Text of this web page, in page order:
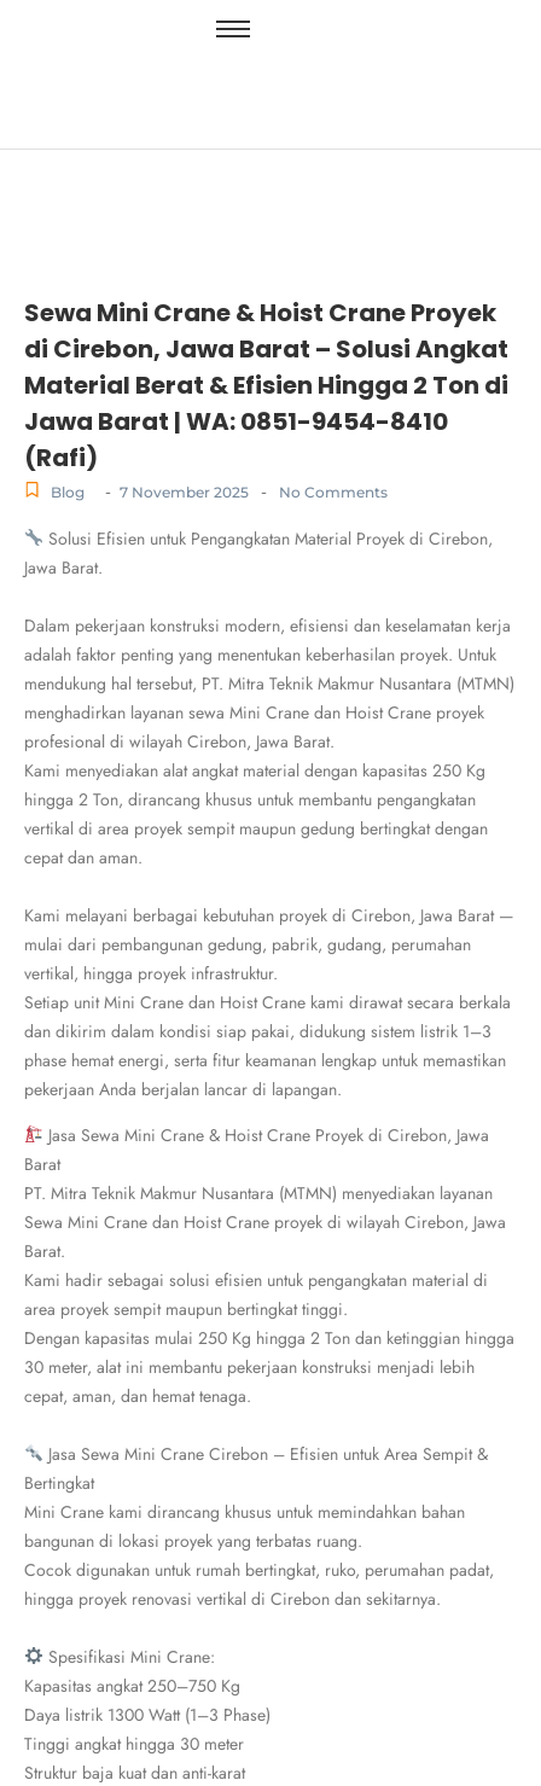
Sewa Mini Crane & Hoist Crane Proyek
di Cirebon, Jawa Barat – Solusi Angkat
Material Berat & Efisien Hingga 2 Ton di
Jawa Barat | WA: 0851-9454-8410
(Rafi)
Blog - 7 November 2025 - No Comments
Solusi Efisien untuk Pengangkatan Material Proyek di Cirebon,
Jawa Barat.
Dalam pekerjaan konstruksi modern, efisiensi dan keselamatan kerja
adalah faktor penting yang menentukan keberhasilan proyek. Untuk
mendukung hal tersebut, PT. Mitra Teknik Makmur Nusantara (MTMN)
menghadirkan layanan sewa Mini Crane dan Hoist Crane proyek
profesional di wilayah Cirebon, Jawa Barat.
Kami menyediakan alat angkat material dengan kapasitas 250 Kg
hingga 2 Ton, dirancang khusus untuk membantu pengangkatan
vertikal di area proyek sempit maupun gedung bertingkat dengan
cepat dan aman.
Kami melayani berbagai kebutuhan proyek di Cirebon, Jawa Barat —
mulai dari pembangunan gedung, pabrik, gudang, perumahan
vertikal, hingga proyek infrastruktur.
Setiap unit Mini Crane dan Hoist Crane kami dirawat secara berkala
dan dikirim dalam kondisi siap pakai, didukung sistem listrik 1–3
phase hemat energi, serta fitur keamanan lengkap untuk memastikan
pekerjaan Anda berjalan lancar di lapangan.
Jasa Sewa Mini Crane & Hoist Crane Proyek di Cirebon, Jawa
Barat
PT. Mitra Teknik Makmur Nusantara (MTMN) menyediakan layanan
Sewa Mini Crane dan Hoist Crane proyek di wilayah Cirebon, Jawa
Barat.
Kami hadir sebagai solusi efisien untuk pengangkatan material di
area proyek sempit maupun bertingkat tinggi.
Dengan kapasitas mulai 250 Kg hingga 2 Ton dan ketinggian hingga
30 meter, alat ini membantu pekerjaan konstruksi menjadi lebih
cepat, aman, dan hemat tenaga.
Jasa Sewa Mini Crane Cirebon – Efisien untuk Area Sempit &
Bertingkat
Mini Crane kami dirancang khusus untuk memindahkan bahan
bangunan di lokasi proyek yang terbatas ruang.
Cocok digunakan untuk rumah bertingkat, ruko, perumahan padat,
hingga proyek renovasi vertikal di Cirebon dan sekitarnya.
Spesifikasi Mini Crane:
Kapasitas angkat 250–750 Kg
Daya listrik 1300 Watt (1–3 Phase)
Tinggi angkat hingga 30 meter
Struktur baja kuat dan anti-karat